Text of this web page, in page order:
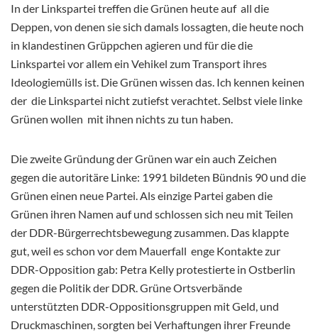
In der Linkspartei treffen die Grünen heute auf all die
Deppen, von denen sie sich damals lossagten, die heute noch
in klandestinen Grüppchen agieren und für die die
Linkspartei vor allem ein Vehikel zum Transport ihres
Ideologiemülls ist. Die Grünen wissen das. Ich kennen keinen
der die Linkspartei nicht zutiefst verachtet. Selbst viele linke
Grünen wollen mit ihnen nichts zu tun haben.
Die zweite Gründung der Grünen war ein auch Zeichen
gegen die autoritäre Linke: 1991 bildeten Bündnis 90 und die
Grünen einen neue Partei. Als einzige Partei gaben die
Grünen ihren Namen auf und schlossen sich neu mit Teilen
der DDR-Bürgerrechtsbewegung zusammen. Das klappte
gut, weil es schon vor dem Mauerfall enge Kontakte zur
DDR-Opposition gab: Petra Kelly protestierte in Ostberlin
gegen die Politik der DDR. Grüne Ortsverbände
unterstützten DDR-Oppositionsgruppen mit Geld, und
Druckmaschinen, sorgten bei Verhaftungen ihrer Freunde